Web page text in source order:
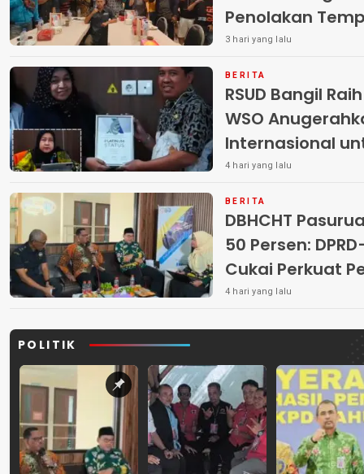
Penolakan
3 hari yang lalu
BERITA
RSUD Bangil
WSO
Internasional
4 hari yang lalu
BERITA
DBHCHT
50 Persen:
Cukai Perkuat
Peredaran
4 hari yang lalu
POLITIK